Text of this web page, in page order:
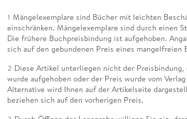
1 Mängelexemplare sind Bücher mit leichten
einschränken. Mängelexemplare sind durch einen
Die frühere Buchpreisbindung ist aufgehoben.
sich auf den gebundenen Preis eines mangelfreien
2 Diese Artikel unterliegen nicht der
wurde aufgehoben oder der Preis wurde vom
Alternative wird Ihnen auf der Artikelseite
beziehen sich auf den vorherigen Preis.